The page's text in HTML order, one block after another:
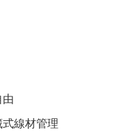
由
線材管理